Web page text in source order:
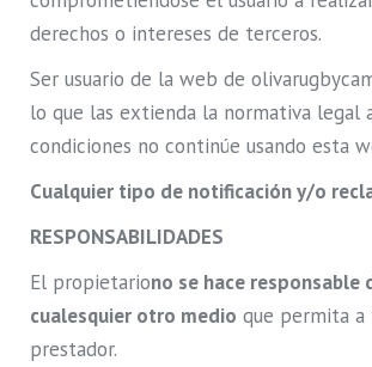
derechos o intereses de terceros.
Ser usuario de la web de
lo que las extienda la normativa legal
condiciones no continúe usando esta
Cualquier tipo de notificación y/o
RESPONSABILIDADES
El propietariono se hace
cualesquier otro medio que permita
prestador.